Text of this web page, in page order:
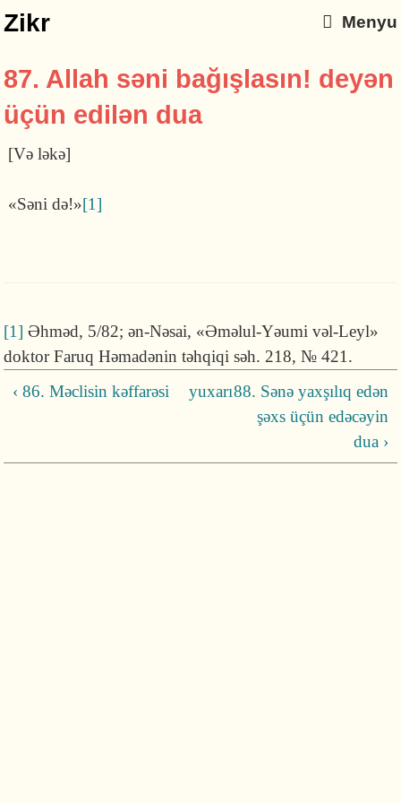
Zikr Menyu
87. Allah səni bağışlasın! deyən
üçün edilən dua
[Və ləkə]
«Səni də!»[1]
[1] Əhməd, 5/82; ən-Nəsai, «Əməlul-Yəumi vəl-Leyl»
doktor Faruq Həmadənin təhqiqi səh. 218, № 421.
‹ 86. Məclisin kəffarəsi
yuxarı88. Sənə yaxşılıq edən
şəxs üçün edəcəyin
dua ›